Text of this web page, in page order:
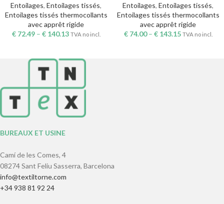
Entoilages, Entoilages tissés,
Entoilages tissés thermocollants
avec apprêt rigide
€72.49– €140.13 TVA no incl.
Entoilages, Entoilages tissés,
Entoilages tissés thermocollants
avec apprêt rigide
€74.00– €143.15 TVA no incl.
BUREAUX ET USINE
Camí de les Comes, 4
08274 Sant Feliu Sasserra, Barcelona
info@textiltorne.com
+34 938 81 92 24